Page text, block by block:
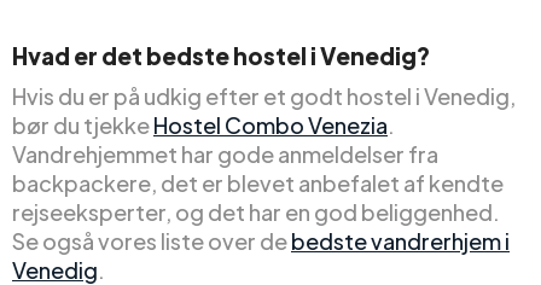
Hvad er det bedste hostel i Venedig?
Hvis du er på udkig efter et godt hostel i Venedig,
bør du tjekkeHostel Combo Venezia.
Vandrehjemmet har gode anmeldelser fra
backpackere, det er blevet anbefalet af kendte
rejseeksperter, og det har en god beliggenhed.
Se også vores liste over debedste vandrerhjem i
Venedig.